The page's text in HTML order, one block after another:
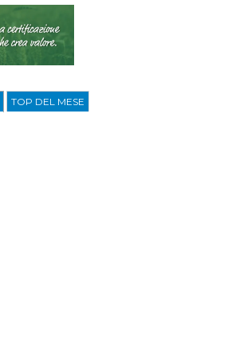
TOP DEL MESE